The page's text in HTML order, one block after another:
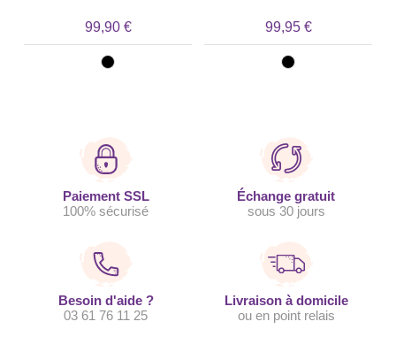
99,90 € 99,95 €
Paiement SSL
100% sécurisé
Échange gratuit
sous 30 jours
Besoin d'aide ?
03 61 76 11 25
Livraison à domicile
ou en point relais